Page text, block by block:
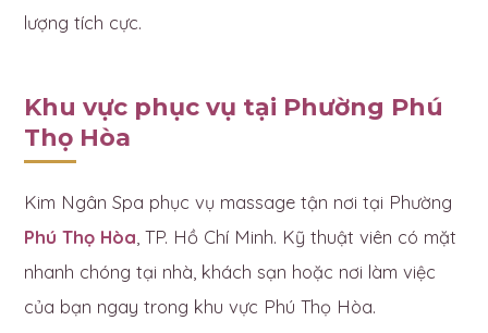
lượng tích cực.
Khu vực phục vụ tại Phường Phú
Thọ Hòa
Kim Ngân Spa phục vụ massage tận nơi tại Phường
Phú Thọ Hòa , TP. Hồ Chí Minh. Kỹ thuật viên có mặt
nhanh chóng tại nhà, khách sạn hoặc nơi làm việc
của bạn ngay trong khu vực Phú Thọ Hòa.